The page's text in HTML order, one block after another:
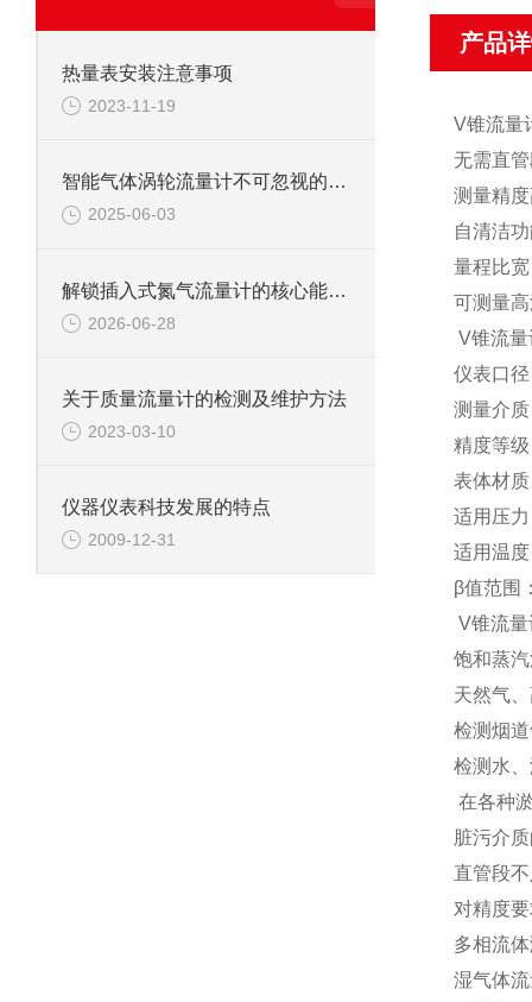
热量表安装注意事项
2023-11-19
智能气体涡轮流量计不可忽视的维护保养
2025-06-03
解锁插入式氮气流量计的核心能力：它如何为氮气计量“保驾护航”？
2026-06-28
关于质量流量计的检测及维护方法
2023-03-10
仪器仪表科技发展的特点
2009-12-31
产品
V锥流量
无需直
测量精
自清洁
量程比
可测量
V锥流
仪表口
测量介
精度等
表体材
适用压
适用温
β值范围
V锥流
饱和蒸
天然气
检测烟
检测水
在各种
脏污介
直管段
对精度
多相流
湿气体